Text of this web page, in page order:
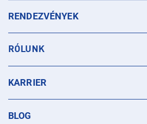
RENDEZVÉNYEK
RÓLUNK
KARRIER
BLOG